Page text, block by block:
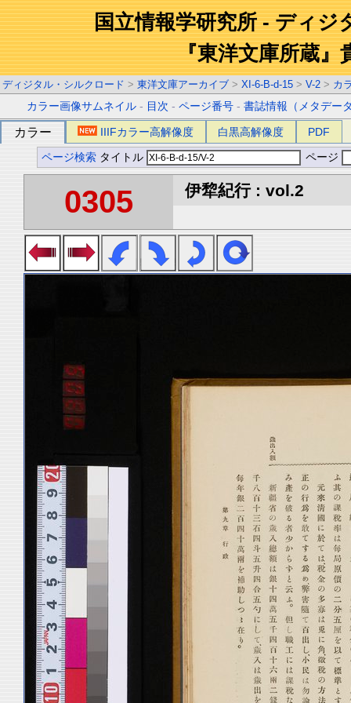
国立情報学研究所 - ディジ
『東洋文庫所蔵』
ディジタル・シルクロード > 東洋文庫アーカイブ > XI-6-B-d-15 > V-2 > カ
カラー画像サムネイル - 目次 -ページ番号 -書誌情報（メタデー
カラー IIIFカラー高解像度 白黒高解像度 PDF
ページ検索 タイトル ページ
0305 伊犂紀行 : vol.2